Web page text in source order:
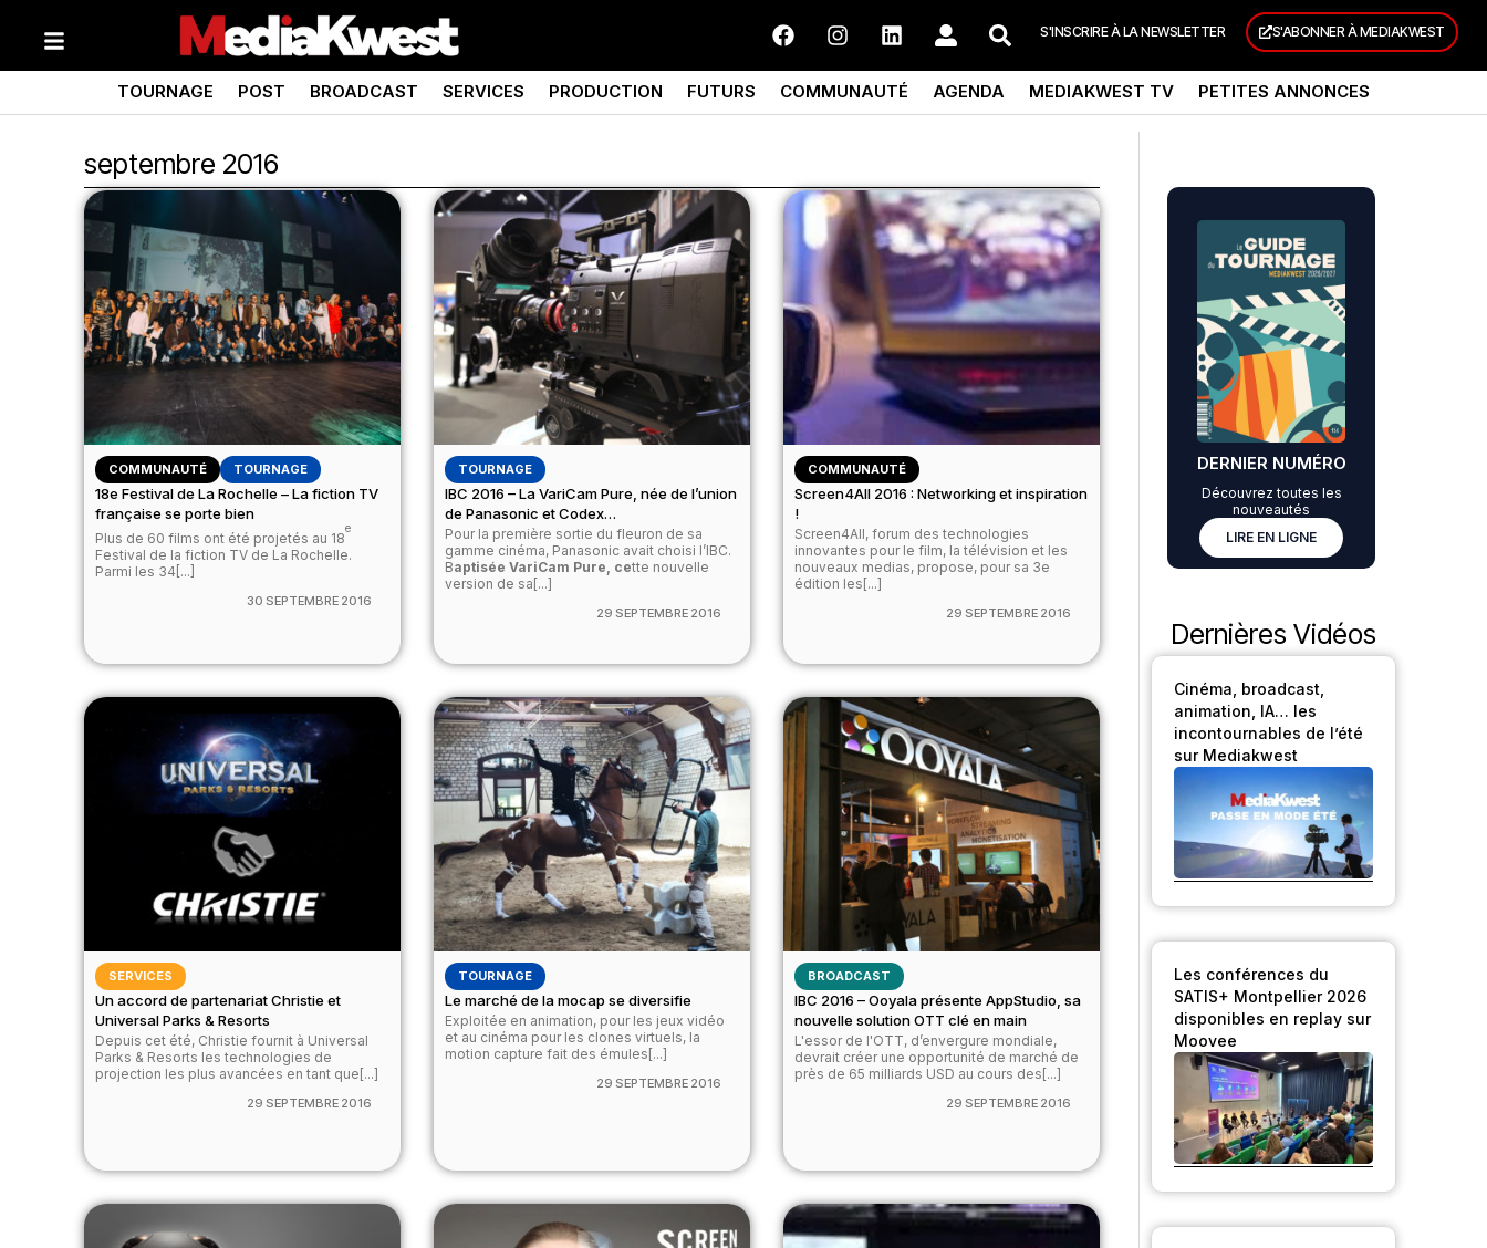
S'INSCRIRE À LA NEWSLETTER S'ABONNER À MEDIAKWEST
TOURNAGE POST BROADCAST SERVICES PRODUCTION FUTURS COMMUNAUTÉ AGENDA MEDIAKWEST TV PETITES ANNONCES
septembre 2016
COMMUNAUTÉ TOURNAGE
18e Festival de La Rochelle – La fiction TV
française se porte bien
Plus de 60 films ont été projetés au 18
e
Festival de la fiction TV de La Rochelle.
Parmi les 34[...]
30 SEPTEMBRE 2016
TOURNAGE
IBC 2016 – La VariCam Pure, née de l’union
de Panasonic et Codex…
Pour la première sortie du fleuron de sa
gamme cinéma, Panasonic avait choisi l’IBC.
Baptisée VariCam Pure, cette nouvelle
version de sa[...]
29 SEPTEMBRE 2016
COMMUNAUTÉ
Screen4All 2016 : Networking et inspiration
!
Screen4All, forum des technologies
innovantes pour le film, la télévision et les
nouveaux medias, propose, pour sa 3e
édition les[...]
29 SEPTEMBRE 2016
SERVICES
Un accord de partenariat Christie et
Universal Parks & Resorts
Depuis cet été, Christie fournit à Universal
Parks & Resorts les technologies de
projection les plus avancées en tant que[...]
29 SEPTEMBRE 2016
TOURNAGE
Le marché de la mocap se diversifie
Exploitée en animation, pour les jeux vidéo
et au cinéma pour les clones virtuels, la
motion capture fait des émules[...]
29 SEPTEMBRE 2016
BROADCAST
IBC 2016 – Ooyala présente AppStudio, sa
nouvelle solution OTT clé en main
L'essor de l'OTT, d’envergure mondiale,
devrait créer une opportunité de marché de
près de 65 milliards USD au cours des[...]
29 SEPTEMBRE 2016
DERNIER NUMÉRO
Découvrez toutes les
nouveautés
LIRE EN LIGNE
Dernières Vidéos
Cinéma, broadcast,
animation, IA… les
incontournables de l’été
sur Mediakwest
Les conférences du
SATIS+ Montpellier 2026
disponibles en replay sur
Moovee